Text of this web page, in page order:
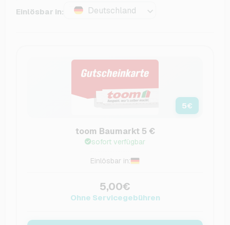
Einlösbar in: Deutschland
5€
toom Baumarkt 5 €
sofort verfügbar
Einlösbar in:
5,00€
Ohne Servicegebühren